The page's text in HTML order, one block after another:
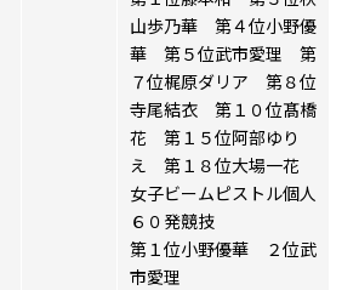
山歩乃華 第４位小野優
華 第５位武市愛理 第
７位梶原ダリア 第８位
寺尾結衣 第１０位髙橋
花 第１５位阿部ゆり
え 第１８位大場一花
女子ビームピストル個人
６０発競技
第１位小野優華 ２位武
市愛理